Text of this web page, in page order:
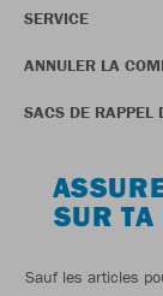
SERVICE
ANNULER LA
SACS DE RAPPEL
SUR
Sauf les articles